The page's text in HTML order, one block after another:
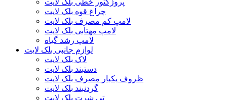
چراغ قوه بلک لایت
لامپ کم مصرف بلک لایت
لامپ مهتابی بلک لایت
لامپ رشد گیاه
لوازم جانبی بلک لایت
لاک بلک لایت
دستبند بلک لایت
ظروف یکبار مصرف بلک لایت
گردنبند بلک لایت
تی شرت بلک لایت